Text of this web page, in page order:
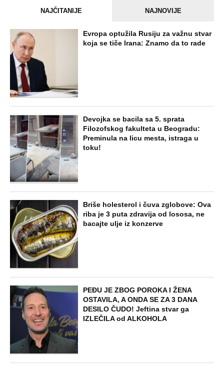
NAJČITANIJE NAJNOVIJE
Evropa optužila Rusiju za važnu stvar
koja se tiče Irana: Znamo da to rade
Devojka se bacila sa 5. sprata
Filozofskog fakulteta u Beogradu:
Preminula na licu mesta, istraga u
toku!
Briše holesterol i čuva zglobove: Ova
riba je 3 puta zdravija od lososa, ne
bacajte ulje iz konzerve
PEĐU JE ZBOG POROKA I ŽENA
OSTAVILA, A ONDA SE ZA 3 DANA
DESILO ČUDO! Jeftina stvar ga
IZLEČILA od ALKOHOLA